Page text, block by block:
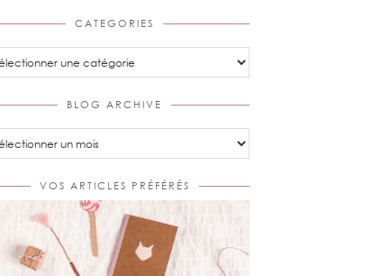
CATEGORIES
BLOG ARCHIVE
VOS ARTICLES PRÉFÉRÉS